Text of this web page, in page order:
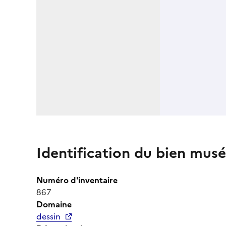
Identification du bien
Numéro d'inventaire
867
Domaine
dessin